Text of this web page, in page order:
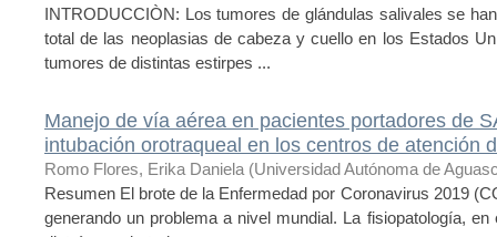
INTRODUCCIÒN: Los tumores de glándulas salivales se
total de las neoplasias de cabeza y cuello en los Estados
tumores de distintas estirpes ...
Manejo de vía aérea en pacientes portadores de
intubación orotraqueal en los centros de atención
Romo Flores, Erika Daniela (Universidad Autónoma de
Resumen El brote de la Enfermedad por Coronavirus 2019
generando un problema a nivel mundial. La fisiopatología,